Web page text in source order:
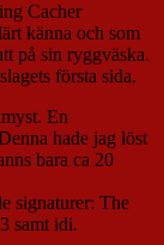
Cacher
känna och som
på sin ryggväska.
första sida.
En
hade jag löst
bara ca 20
signaturer: The
samt idi.